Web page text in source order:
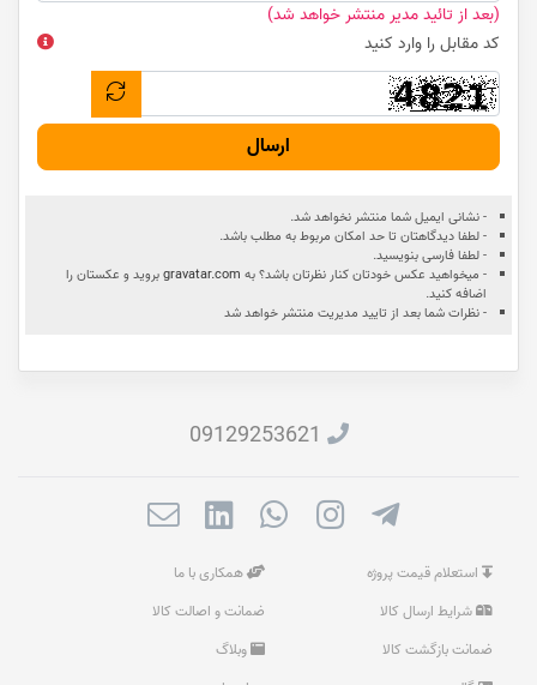
(بعد از تائید مدیر منتشر خواهد شد)
کد مقابل را وارد کنید
ارسال
- نشانی ایمیل شما منتشر نخواهد شد.
- لطفا دیدگاهتان تا حد امکان مربوط به مطلب باشد.
- لطفا فارسی بنویسید.
- میخواهید عکس خودتان کنار نظرتان باشد؟ به gravatar.comبروید و عکستان را
اضافه کنید.
- نظرات شما بعد از تایید مدیریت منتشر خواهد شد
09129253621
استعلام قیمت پروژه
همکاری با ما
شرایط ارسال کالا
ضمانت و اصالت کالا
ضمانت بازگشت کالا
وبلاگ